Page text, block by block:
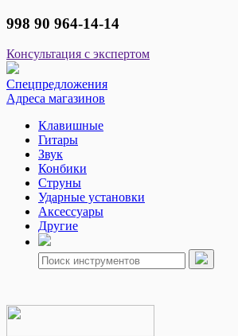
998 90 964-14-14
Консультация с экспертом
Спецпредложения
Адреса магазинов
Клавишные
Гитары
Звук
Конбики
Струны
Ударные установки
Аксессуары
Другие